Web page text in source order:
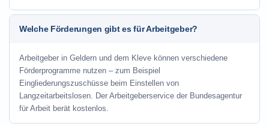
Welche Förderungen gibt es für Arbeitgeber?
Arbeitgeber in Geldern und dem Kleve können verschiedene
Förderprogramme nutzen – zum Beispiel
Eingliederungszuschüsse beim Einstellen von
Langzeitarbeitslosen. Der Arbeitgeberservice der Bundesagentur
für Arbeit berät kostenlos.